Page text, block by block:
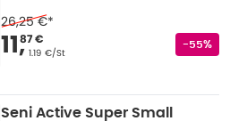
26,25 €*
Verkaufspreis 11,87
11,
87 €
Grundpreis
1.19 €/St
-55%
Seni Active Super Small